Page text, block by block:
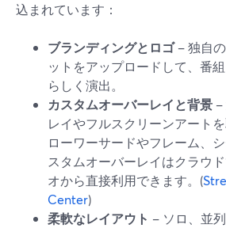
込まれています：
ブランディングとロゴ– 独自
ットをアップロードして、番
らしく演出。
カスタムオーバーレイと背景
レイやフルスクリーンアート
ローワーサードやフレーム、
スタムオーバーレイはクラウ
オから直接利用できます。(
Center)
柔軟なレイアウト – ソロ、並